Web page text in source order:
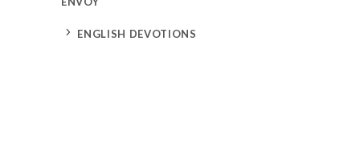
5 ENGLISH DEVOTIONS